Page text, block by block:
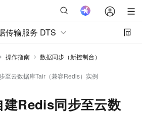
传输服务 DTS
操作指南
数据同步（新控制台）
至云数据库Tair（兼容Redis）实例
建Redis同步至云数